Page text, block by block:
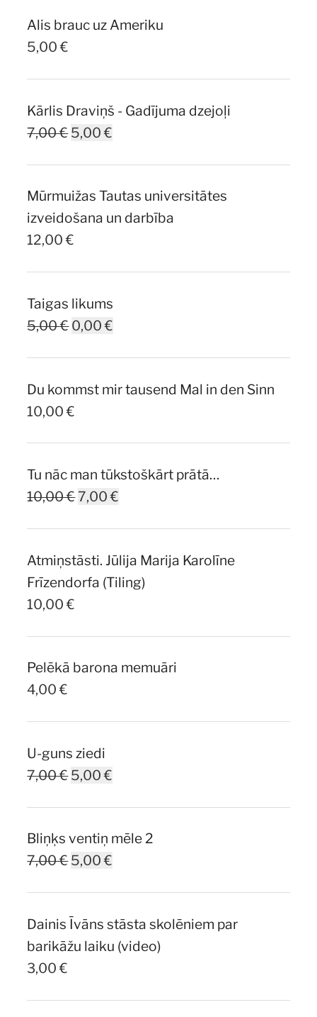
Alis brauc uz Ameriku
5,00€
Kārlis Draviņš - Gadījuma dzejoļi
7,00€Original
7,00 €.
5,00€
5,00 €.
Mūrmuižas Tautas universitātes
izveidošana un darbība
12,00€
Taigas likums
5,00€Original
5,00 €.
0,00€
0,00 €.
Du kommst mir tausend Mal in den Sinn
10,00€
Tu nāc man tūkstoškārt prātā…
10,00€Original
10,00 €.
7,00€
7,00 €.
Atmiņstāsti. Jūlija Marija Karolīne
Frīzendorfa (Tiling)
10,00€
Pelēkā barona memuāri
4,00€
U-guns ziedi
7,00€Original
7,00 €.
5,00€
5,00 €.
Bliņķs ventiņ mēle 2
7,00€Original
7,00 €.
5,00€
5,00 €.
Dainis Īvāns stāsta skolēniem par
barikāžu laiku (video)
3,00€